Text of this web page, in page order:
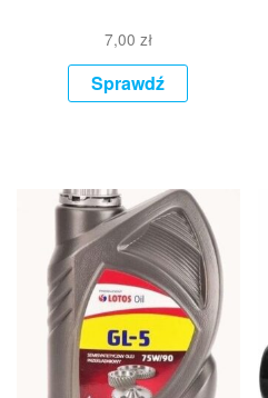
7,00 zł
Sprawdź